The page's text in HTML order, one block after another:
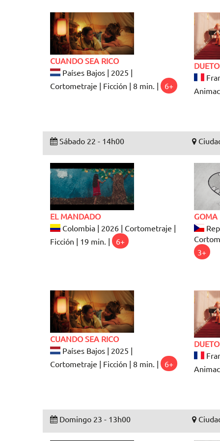
CUANDO SEA RICO
Países Bajos | 2025 |
Cortometraje | Ficción | 8 min. |
6+
DUETO
Sábado 22 - 14h00
EL MANDADO
Colombia | 2026 | Cortometraje |
Ficción | 19 min. |
6+
GOMA
3+
CUANDO SEA RICO
Países Bajos | 2025 |
Cortometraje | Ficción | 8 min. |
6+
DUETO
Domingo 23 - 13h00